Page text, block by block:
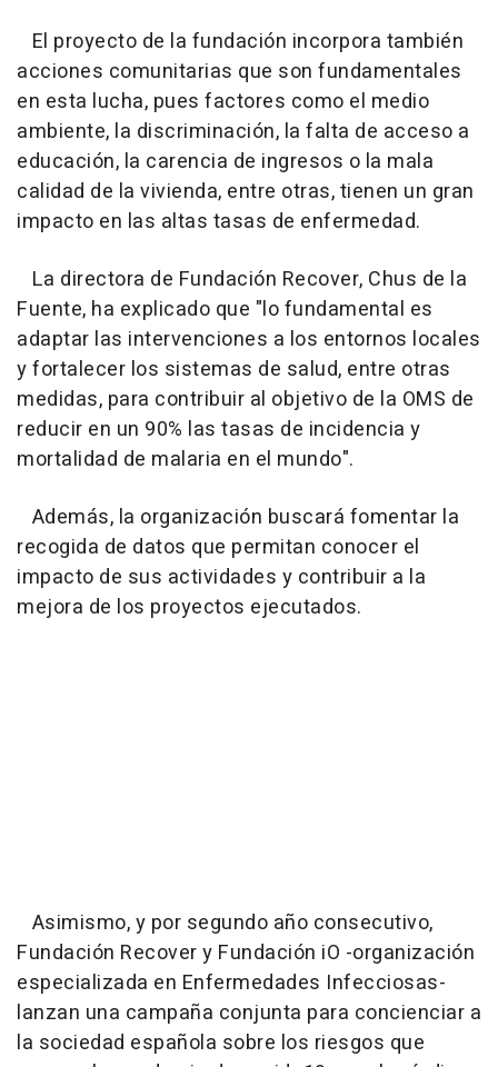
El proyecto de la fundación incorpora también
acciones comunitarias que son fundamentales
en esta lucha, pues factores como el medio
ambiente, la discriminación, la falta de acceso a
educación, la carencia de ingresos o la mala
calidad de la vivienda, entre otras, tienen un gran
impacto en las altas tasas de enfermedad.
La directora de Fundación Recover, Chus de la
Fuente, ha explicado que "lo fundamental es
adaptar las intervenciones a los entornos locales
y fortalecer los sistemas de salud, entre otras
medidas, para contribuir al objetivo de la OMS de
reducir en un 90% las tasas de incidencia y
mortalidad de malaria en el mundo".
Además, la organización buscará fomentar la
recogida de datos que permitan conocer el
impacto de sus actividades y contribuir a la
mejora de los proyectos ejecutados.
Asimismo, y por segundo año consecutivo,
Fundación Recover y Fundación iO -organización
especializada en Enfermedades Infecciosas-
lanzan una campaña conjunta para concienciar a
la sociedad española sobre los riesgos que